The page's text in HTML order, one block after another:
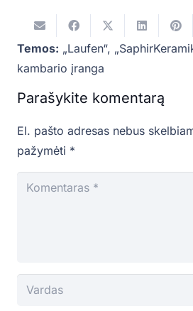
Temos: „Laufen“,
kambario įranga
Parašykite komentarą
El. pašto adresas nebus
pažymėti *